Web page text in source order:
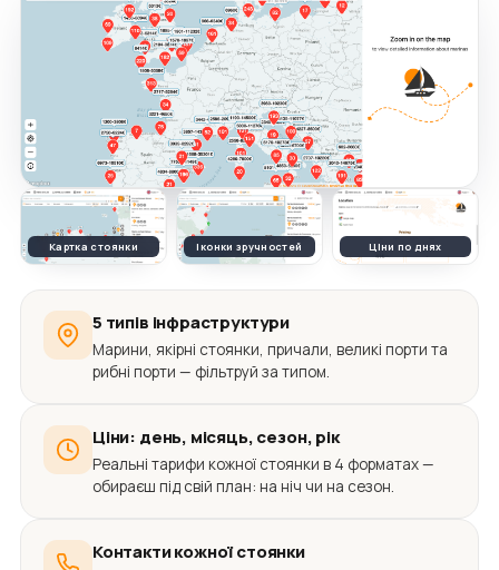
Картка стоянки Іконки зручностей Ціни по днях
5 типів інфраструктури
Марини, якірні стоянки, причали, великі порти та
рибні порти — фільтруй за типом.
Ціни: день, місяць, сезон, рік
Реальні тарифи кожної стоянки в 4 форматах —
обираєш під свій план: на ніч чи на сезон.
Контакти кожної стоянки